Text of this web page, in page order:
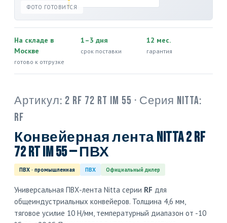
ФОТО ГОТОВИТСЯ
На складе в
Москве
готово к отгрузке
1–3 дня
срок поставки
12 мес.
гарантия
Артикул: 2 RF 72 RT IM 55 · Серия Nitta:
RF
Конвейерная лента Nitta 2 RF
72 RT IM 55 — ПВХ
ПВХ · промышленная ПВХ Официальный дилер
Универсальная ПВХ-лента Nitta серии RF для
общеиндустриальных конвейеров. Толщина 4,6 мм,
тяговое усилие 10 Н/мм, температурный диапазон от -10